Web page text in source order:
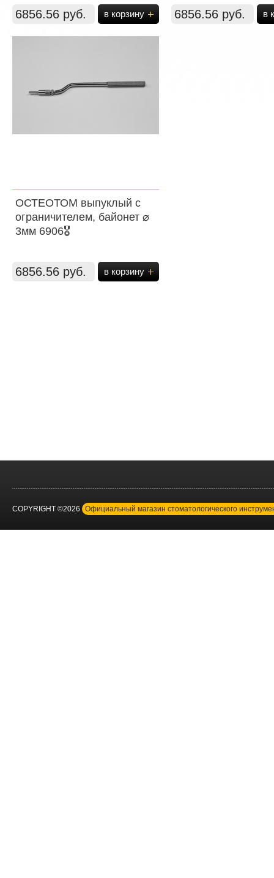
6856.56 руб. в корзину 6856.56 руб. в
ОСТЕОТОМ выпуклый с
ограничителем, байонет ⌀
3мм 6906🎖️
6856.56 руб. в корзину
COPYRIGHT ©2026 Официальный магазин стоматологического